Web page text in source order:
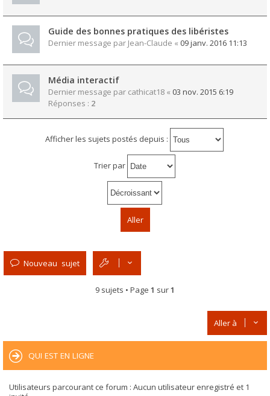
Guide des bonnes pratiques des libéristes
Dernier message par Jean-Claude « 09 janv. 2016 11:13
Média interactif
Dernier message par cathicat18 « 03 nov. 2015 6:19
Réponses : 2
Afficher les sujets postés depuis :
Trier par
Nouveau sujet
9 sujets • Page 1 sur1
Aller à
QUI EST EN LIGNE
Utilisateurs parcourant ce forum : Aucun utilisateur enregistré et 1